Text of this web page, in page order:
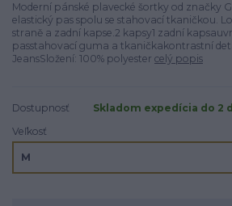
Moderní pánské plavecké šortky od značky
elastický pas spolu se stahovací tkaničkou.
straně a zadní kapse.2 kapsy1 zadní
passtahovací guma a tkaničkakontrastní
JeansSložení: 100% polyester celý popis
Dostupnosť
Skladom expedícia do 2
Veľkosť